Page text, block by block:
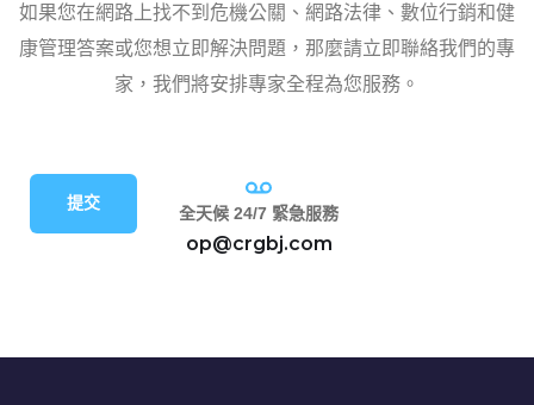
如果您在網路上找不到危機公關、網路法律、數位行銷和健
康管理答案或您想立即解決問題，那麼請立即聯絡我們的專
家，我們將安排專家全程為您服務。
提交 全天候 24/7 緊急服務
op@crgbj.com